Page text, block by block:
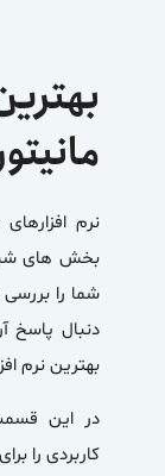
نرم
بخش های
شما را
دنبال پاسخ
بهترین نرم
در این
کاربردی را